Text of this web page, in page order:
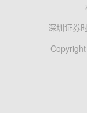
深圳证券